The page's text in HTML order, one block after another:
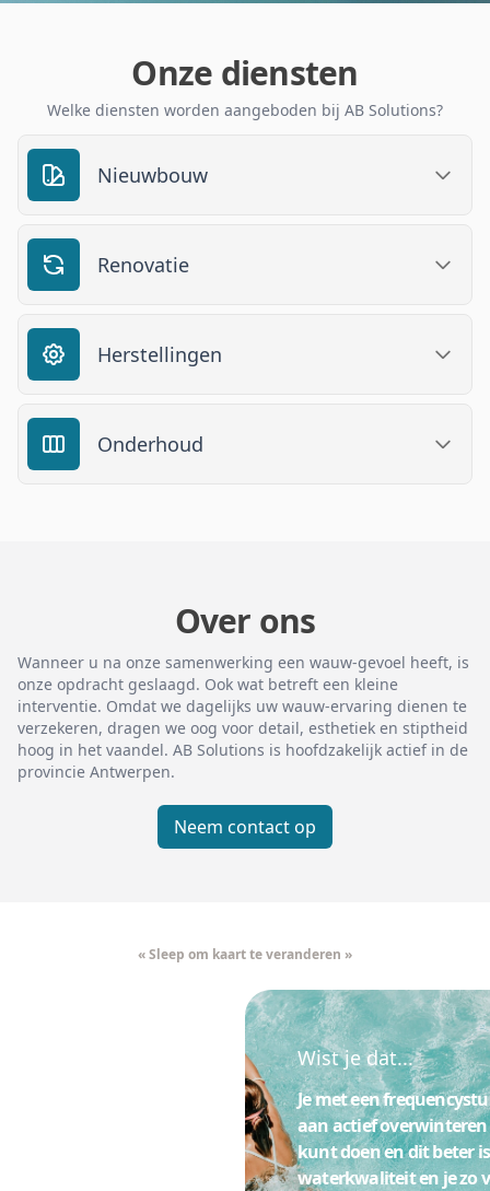
Onze diensten
Welke diensten worden aangeboden bij AB Solutions?
Nieuwbouw
Renovatie
Herstellingen
Onderhoud
Over ons
Wanneer u na onze samenwerking een wauw-gevoel heeft, is
onze opdracht geslaagd. Ook wat betreft een kleine
interventie. Omdat we dagelijks uw wauw-ervaring dienen te
verzekeren, dragen we oog voor detail, esthetiek en stiptheid
hoog in het vaandel. AB Solutions is hoofdzakelijk actief in de
provincie Antwerpen.
Neem contact op
« Sleep om kaart te veranderen »
Wist je dat...
Je met een
aan actief overwinteren
kunt doen en dit beter
waterkwaliteit en je zo